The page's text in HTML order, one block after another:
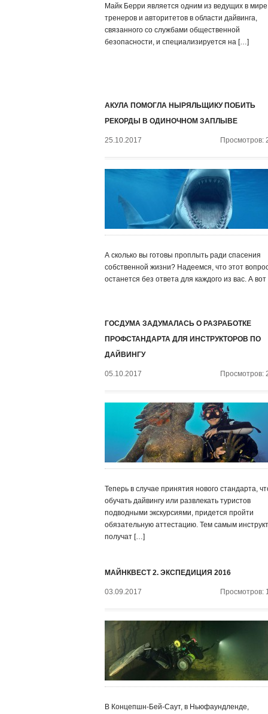
Майк Берри является одним из ведущих в мире
тренеров и авторитетов в области дайвинга,
связанного со службами общественной
безопасности, и специализируется на […]
АКУЛА ПОМОГЛА НЫРЯЛЬЩИКУ ПОБИТЬ
РЕКОРДЫ В ОДИНОЧНОМ ЗАПЛЫВЕ
25.10.2017 Просмотров:
А сколько вы готовы проплыть ради спасения
собственной жизни? Надеемся, что этот
останется без ответа для каждого из вас. А
ГОСДУМА ЗАДУМАЛАСЬ О РАЗРАБОТКЕ
ПРОФСТАНДАРТА ДЛЯ ИНСТРУКТОРОВ ПО
ДАЙВИНГУ
05.10.2017 Просмотров:
Теперь в случае принятия нового стандарта,
обучать дайвингу или развлекать туристов
подводными экскурсиями, придется пройти
обязательную аттестацию. Тем самым
получат […]
МАЙНКВЕСТ 2. ЭКСПЕДИЦИЯ 2016
03.09.2017 Просмотров:
В Концепшн-Бей-Саут, в Ньюфаундленде,